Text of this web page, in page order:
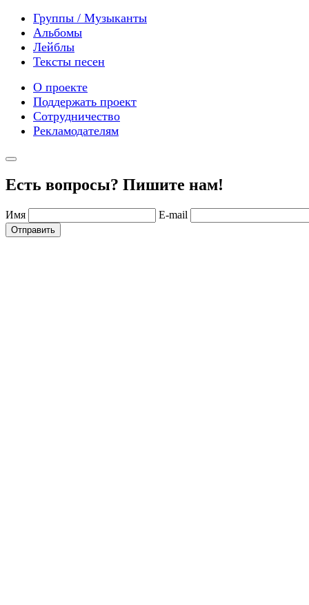
Группы / Музыканты
Альбомы
Лейблы
Тексты песен
О проекте
Поддержать проект
Сотрудничество
Рекламодателям
Есть вопросы? Пишите нам!
Имя E-mail